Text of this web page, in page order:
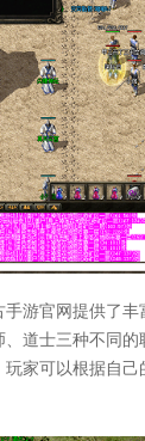
手游官网提供了
、道士三种不同
玩家可以根据自